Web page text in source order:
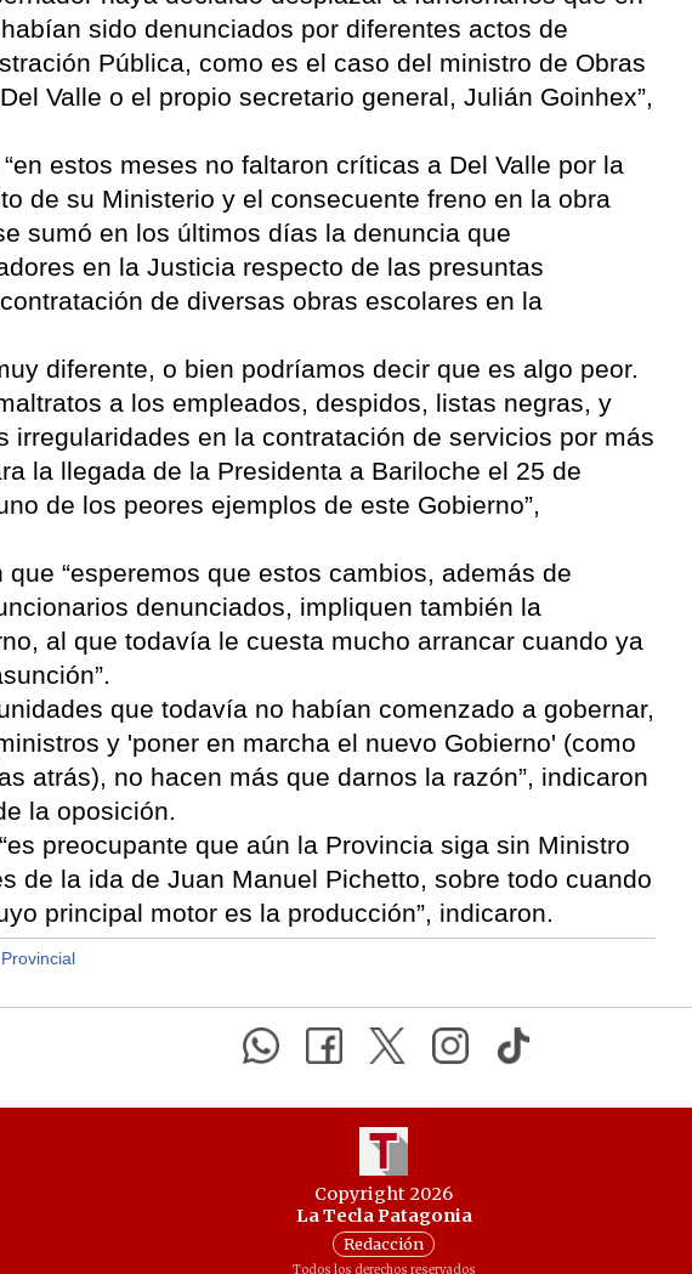
sido denunciados por diferentes actos de
Pública, como es el caso del ministro de Obras
Valle o el propio secretario general, Julián Goinhex”,
estos meses no faltaron críticas a Del Valle por la
de su Ministerio y el consecuente freno en la obra
sumó en los últimos días la denuncia que
en la Justicia respecto de las presuntas
de diversas obras escolares en la
diferente, o bien podríamos decir que es algo peor.
a los empleados, despidos, listas negras, y
irregularidades en la contratación de servicios por más
la llegada de la Presidenta a Bariloche el 25 de
de los peores ejemplos de este Gobierno”,
“esperemos que estos cambios, además de
denunciados, impliquen también la
al que todavía le cuesta mucho arrancar cuando ya
que todavía no habían comenzado a gobernar,
y 'poner en marcha el nuevo Gobierno' (como
atrás), no hacen más que darnos la razón”, indicaron
la oposición.
preocupante que aún la Provincia siga sin Ministro
de la ida de Juan Manuel Pichetto, sobre todo cuando
principal motor es la producción”, indicaron.
Copyright 2026
La Tecla Patagonia
Redacción
Todos los derechos reservados